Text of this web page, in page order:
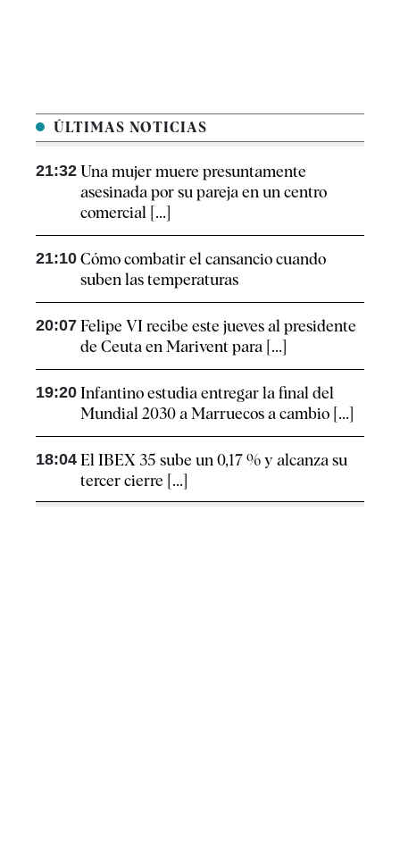
ÚLTIMAS NOTICIAS
21:32 Una mujer muere presuntamente
asesinada por su pareja en un centro
comercial [...]
21:10 Cómo combatir el cansancio​ cuando
suben las temperaturas
20:07 Felipe VI recibe este jueves al presidente
de Ceuta en Marivent para [...]
19:20 Infantino estudia entregar la final del
Mundial 2030 a Marruecos a cambio [...]
18:04 El IBEX 35 sube un 0,17 % y alcanza su
tercer cierre [...]